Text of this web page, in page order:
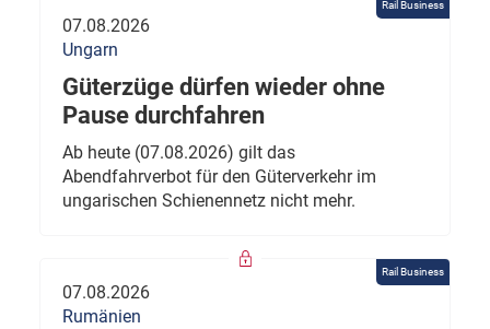
Rail Business
07.08.2026
Ungarn
Güterzüge dürfen wieder ohne
Pause durchfahren
Ab heute (07.08.2026) gilt das
Abendfahrverbot für den Güterverkehr im
ungarischen Schienennetz nicht mehr.
Rail Business
07.08.2026
Rumänien